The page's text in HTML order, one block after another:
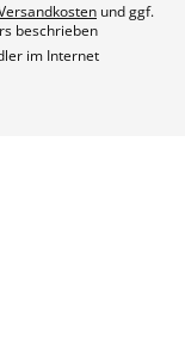
und ggf.
beschrieben
im Internet